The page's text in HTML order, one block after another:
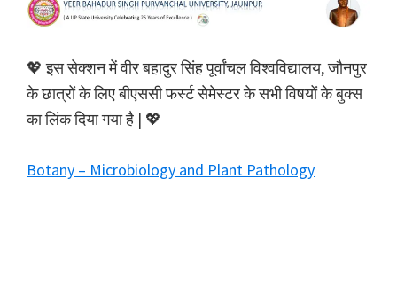
💖 इस सेक्शन में वीर बहादुर सिंह पूर्वांचल विश्वविद्यालय, जौनपुर
के छात्रों के लिए बीएससी फर्स्ट सेमेस्टर के सभी विषयों के बुक्स
का लिंक दिया गया है | 💖
Botany – Microbiology and Plant Pathology